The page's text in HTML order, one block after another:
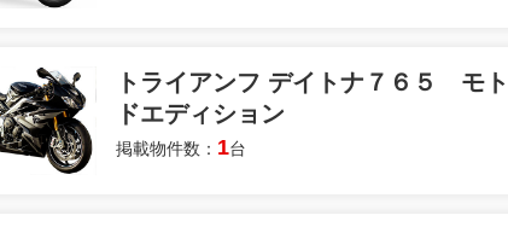
トライアンフ デイトナ７６５ モ
ドエディション
掲載物件数： 1台